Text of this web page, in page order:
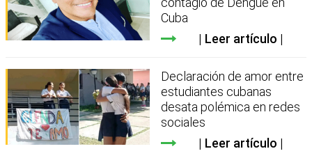
Cuba
Leer artículo
Declaración de amor entre
estudiantes cubanas
desata polémica en redes
sociales
Leer artículo